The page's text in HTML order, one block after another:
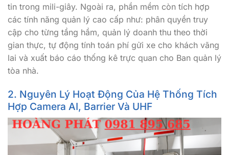
tin trong mili-giây. Ngoài ra, phần mềm còn tích hợp
các tính năng quản lý cao cấp như: phân quyền truy
cập cho từng tầng hầm, quản lý doanh thu theo thời
gian thực, tự động tính toán phí gửi xe cho khách vãng
lai và xuất báo cáo thống kê trực quan cho Ban quản lý
tòa nhà.
2. Nguyên Lý Hoạt Động Của Hệ Thống Tích
Hợp Camera AI, Barrier Và UHF